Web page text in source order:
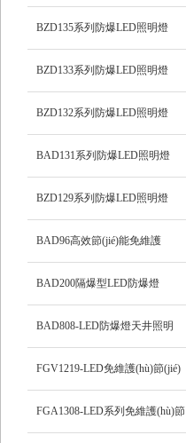
BZD135系列防爆LED照明燈
BZD133系列防爆LED照明燈
BZD132系列防爆LED照明燈
BAD131系列防爆LED照明燈
BZD129系列防爆LED照明燈
BAD96高效節(jié)能免維護
(hù)LED防爆燈
BAD200隔爆型LED防爆燈
BAD808-LED防爆燈天井照明
FGV1219-LED免維護(hù)節(jié)
能防爆吸頂燈
FGA1308-LED系列免維護(hù)節